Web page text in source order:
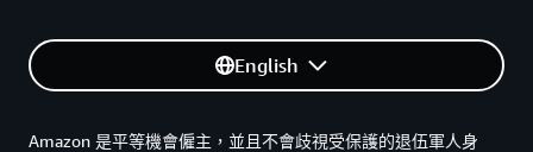
English
Amazon 是平等機會僱主，並且不會歧視受保護的退伍軍人身